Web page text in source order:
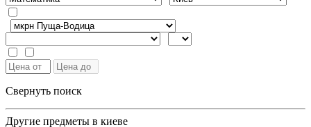
Свернуть поиск
Другие предметы в киеве